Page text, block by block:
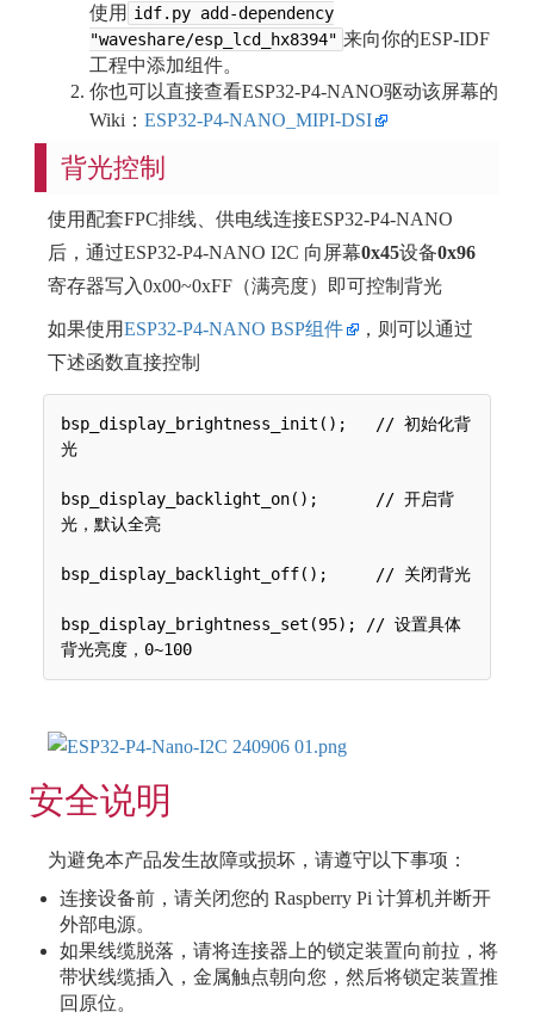
使用 idf.py add-dependency
"waveshare/esp_lcd_hx8394" 来向你的ESP-IDF
工程中添加组件。
你也可以直接查看ESP32-P4-NANO驱动该屏幕的
Wiki：ESP32-P4-NANO_MIPI-DSI
背光控制
使用配套FPC排线、供电线连接ESP32-P4-NANO
后，通过ESP32-P4-NANO I2C 向屏幕0x45设备0x96
寄存器写入0x00~0xFF（满亮度）即可控制背光
如果使用ESP32-P4-NANO BSP组件
，则可以通过
下述函数直接控制
bsp_display_brightness_init();   // 初始化背
光
bsp_display_backlight_on();      // 开启背
光，默认全亮
bsp_display_backlight_off();     // 关闭背光
bsp_display_brightness_set(95); // 设置具体
安全说明
为避免本产品发生故障或损坏，请遵守以下事项：
连接设备前，请关闭您的 Raspberry Pi 计算机并断开
外部电源。
如果线缆脱落，请将连接器上的锁定装置向前拉，将
带状线缆插入，金属触点朝向您，然后将锁定装置推
回原位。